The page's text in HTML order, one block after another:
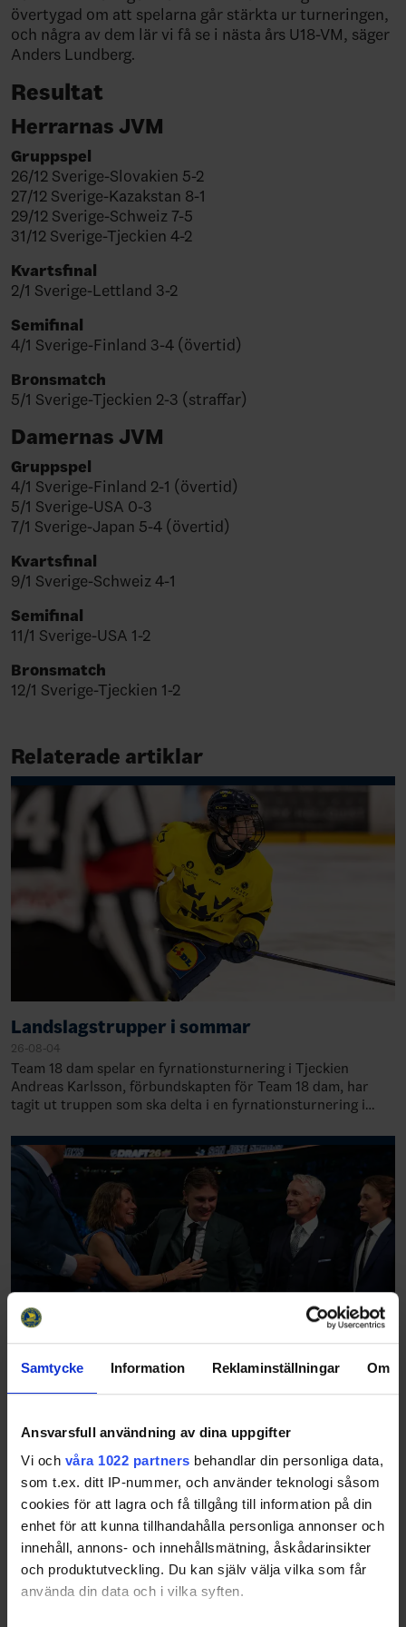
Samtycke Information Reklaminställningar Om
Ansvarsfull användning av dina uppgifter
Vi och våra 1022 partners behandlar din personliga data,
som t.ex. ditt IP-nummer, och använder teknologi såsom
cookies för att lagra och få tillgång till information på din
enhet för att kunna tillhandahålla personliga annonser och
innehåll, annons- och innehållsmätning, åskådarinsikter
och produktutveckling. Du kan själv välja vilka som får
använda din data och i vilka syften.
övertygad om att spelarna går stärkta ur turneringen,
och några av dem lär vi få se i nästa års U18-VM, säger
Anders Lundberg.
Resultat
Herrarnas JVM
Gruppspel
26/12 Sverige-Slovakien 5-2
27/12 Sverige-Kazakstan 8-1
29/12 Sverige-Schweiz 7-5
31/12 Sverige-Tjeckien 4-2
Kvartsfinal
2/1 Sverige-Lettland 3-2
Semifinal
4/1 Sverige-Finland 3-4 (övertid)
Bronsmatch
5/1 Sverige-Tjeckien 2-3 (straffar)
Damernas JVM
Gruppspel
4/1 Sverige-Finland 2-1 (övertid)
5/1 Sverige-USA 0-3
7/1 Sverige-Japan 5-4 (övertid)
Kvartsfinal
9/1 Sverige-Schweiz 4-1
Semifinal
11/1 Sverige-USA 1-2
Bronsmatch
12/1 Sverige-Tjeckien 1-2
Relaterade artiklar
Landslagstrupper i sommar
26-08-04
Team 18 dam spelar en fyrnationsturnering i Tjeckien
Andreas Karlsson, förbundskapten för Team 18 dam, har
tagit ut truppen som ska delta i en fyrnationsturnering i
26-06-27
Det blev San José Sharks som valde Ivar Stenberg. Frölunda-
forwarden sällar sig därmed till en exklusiv skara svenska
spelare, som har gått topp två i NHL-draften: 1: Mats Sundin,
Quebec, 19891: Rasmu…